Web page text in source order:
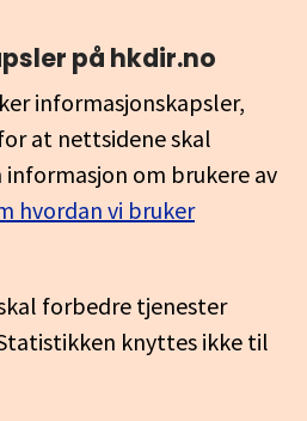
på hkdir.no
informasjonskapsler,
at nettsidene skal
om brukere av
hvordan vi bruker
forbedre tjenester
knyttes ikke til